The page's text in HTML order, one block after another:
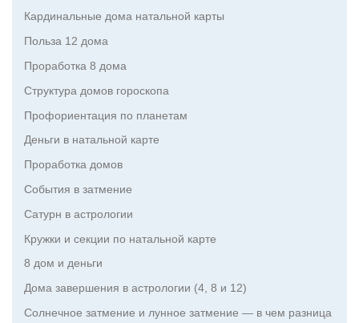
Кардинальные дома натальной карты
Польза 12 дома
Проработка 8 дома
Структура домов гороскопа
Профориентация по планетам
Деньги в натальной карте
Проработка домов
События в затмение
Сатурн в астрологии
Кружки и секции по натальной карте
8 дом и деньги
Дома завершения в астрологии (4, 8 и 12)
Солнечное затмение и лунное затмение — в чем разница